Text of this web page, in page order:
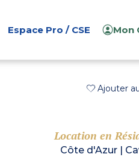
Espace Pro / CSE Mon
Ajouter
Location en
Côte d'Azur